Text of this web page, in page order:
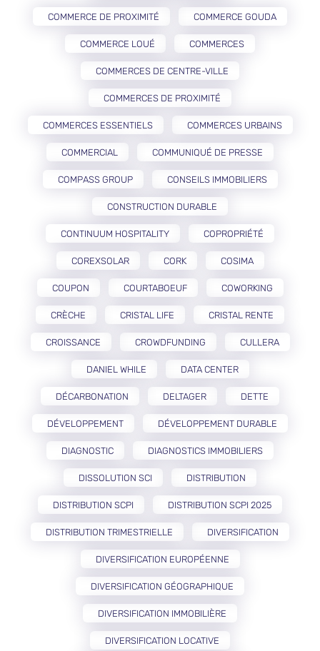
COMMERCE DE PROXIMITÉ COMMERCE GOUDA
COMMERCE LOUÉ COMMERCES
COMMERCES DE CENTRE-VILLE
COMMERCES DE PROXIMITÉ
COMMERCES ESSENTIELS COMMERCES URBAINS
COMMERCIAL COMMUNIQUÉ DE PRESSE
COMPASS GROUP CONSEILS IMMOBILIERS
CONSTRUCTION DURABLE
CONTINUUM HOSPITALITY COPROPRIÉTÉ
COREXSOLAR CORK COSIMA
COUPON COURTABOEUF COWORKING
CRÈCHE CRISTAL LIFE CRISTAL RENTE
CROISSANCE CROWDFUNDING CULLERA
DANIEL WHILE DATA CENTER
DÉCARBONATION DELTAGER DETTE
DÉVELOPPEMENT DÉVELOPPEMENT DURABLE
DIAGNOSTIC DIAGNOSTICS IMMOBILIERS
DISSOLUTION SCI DISTRIBUTION
DISTRIBUTION SCPI DISTRIBUTION SCPI 2025
DISTRIBUTION TRIMESTRIELLE DIVERSIFICATION
DIVERSIFICATION EUROPÉENNE
DIVERSIFICATION GÉOGRAPHIQUE
DIVERSIFICATION IMMOBILIÈRE
DIVERSIFICATION LOCATIVE